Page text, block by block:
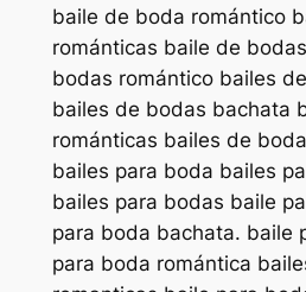
baile de boda romántico
románticas baile de
bodas romántico bailes
bailes de bodas bachata
románticas bailes de
bailes para boda bailes
bailes para bodas baile
para boda bachata. baile
para boda romántica